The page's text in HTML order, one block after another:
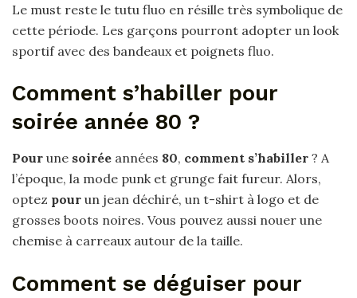
Le must reste le tutu fluo en résille très symbolique de
cette période. Les garçons pourront adopter un look
sportif avec des bandeaux et poignets fluo.
Comment s’habiller pour
soirée année 80 ?
Pour une soirée années 80, comment s’habiller ? A
l’époque, la mode punk et grunge fait fureur. Alors,
optez pour un jean déchiré, un t-shirt à logo et de
grosses boots noires. Vous pouvez aussi nouer une
chemise à carreaux autour de la taille.
Comment se déguiser pour